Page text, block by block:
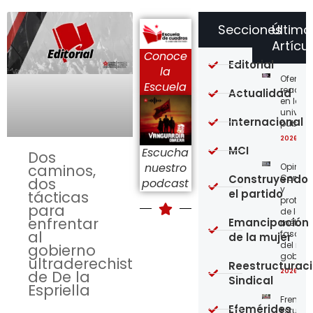
Dos
caminos,
dos
tácticas
para
enfrentar
al
gobierno
ultraderechista
de De la
Espriella
Conoce
la
Escuela
Escucha
nuestro
podcast
en las
2026-
y
de los
del
2026-
Frente
Secciones
Editorial
Actualidad
Internacional
MCI
Construyendo
el partido
Emancipación
de la mujer
Sindical
Efemérides